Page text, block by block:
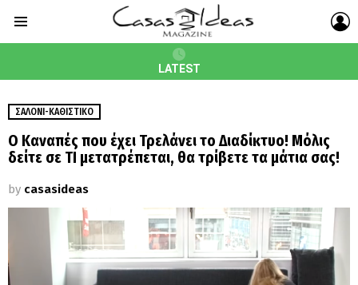
LATEST
ΣΑΛΌΝΙ-ΚΑΘΙΣΤΙΚΌ
Ο Καναπές που έχει Τρελάνει το Διαδίκτυο! Μόλις
δείτε σε ΤΙ μετατρέπεται, θα τρίβετε τα μάτια σας!
by casasideas